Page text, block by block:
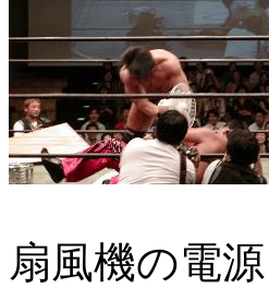
扇風機の電